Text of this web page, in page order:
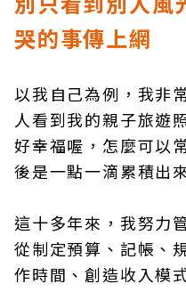
哭的事傳上網
以我自己為例，我非
人看到我的親子旅遊
好幸福喔，怎麼可以
後是一點一滴累積出
這十多年來，我努力
從制定預算、記帳、
作時間、創造收入模